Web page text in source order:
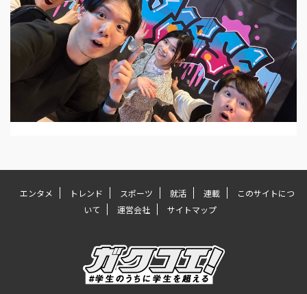
エンタメ トレンド スポーツ 就活 連載
このサイトにつ
いて
運営会社 サイトマップ